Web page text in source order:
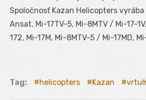
Spoločnosť Kazan Helicopters
Ansat, Mi-17TV-5, Mi-8MTV / Mi-17-
172, Mi-17M, Mi-8MTV-5 / Mi-17MD,
Tag: helicopters Kazan